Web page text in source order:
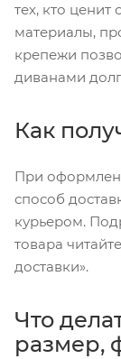
тех, кто
материалы,
крепежи
диванами
Как
При
способ
курьером.
товара
доставки».
Что
размер,